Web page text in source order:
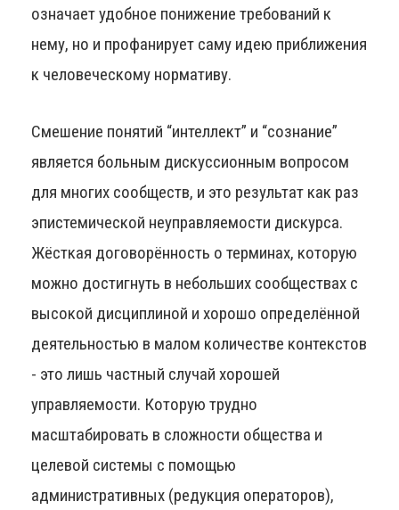
означает удобное понижение требований к
нему, но и профанирует саму идею приближения
к человеческому нормативу.
Смешение понятий “интеллект” и “сознание”
является больным дискуссионным вопросом
для многих сообществ, и это результат как раз
эпистемической неуправляемости дискурса.
Жёсткая договорённость о терминах, которую
можно достигнуть в небольших сообществах с
высокой дисциплиной и хорошо определённой
деятельностью в малом количестве контекстов
- это лишь частный случай хорошей
управляемости. Которую трудно
масштабировать в сложности общества и
целевой системы с помощью
административных (редукция операторов),